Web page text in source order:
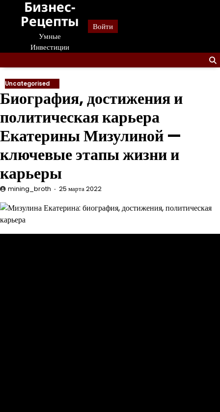
Перейти
содержанию
Бизнес-
Рецепты
Умные
Инвестиции
Войти
Uncategorised
Биография, достижения и
политическая карьера
Екатерины Мизулиной —
ключевые этапы жизни и
карьеры
mining_broth 25 марта 2022